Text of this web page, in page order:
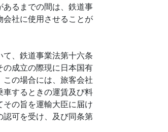
るまでの間は、鉄道事
社に使用させることが
、鉄道事業法第十六条
成立の際現に日本国有
の場合には、旅客会社
するときの運賃及び料
の旨を運輸大臣に届け
可を受け、及び同条第